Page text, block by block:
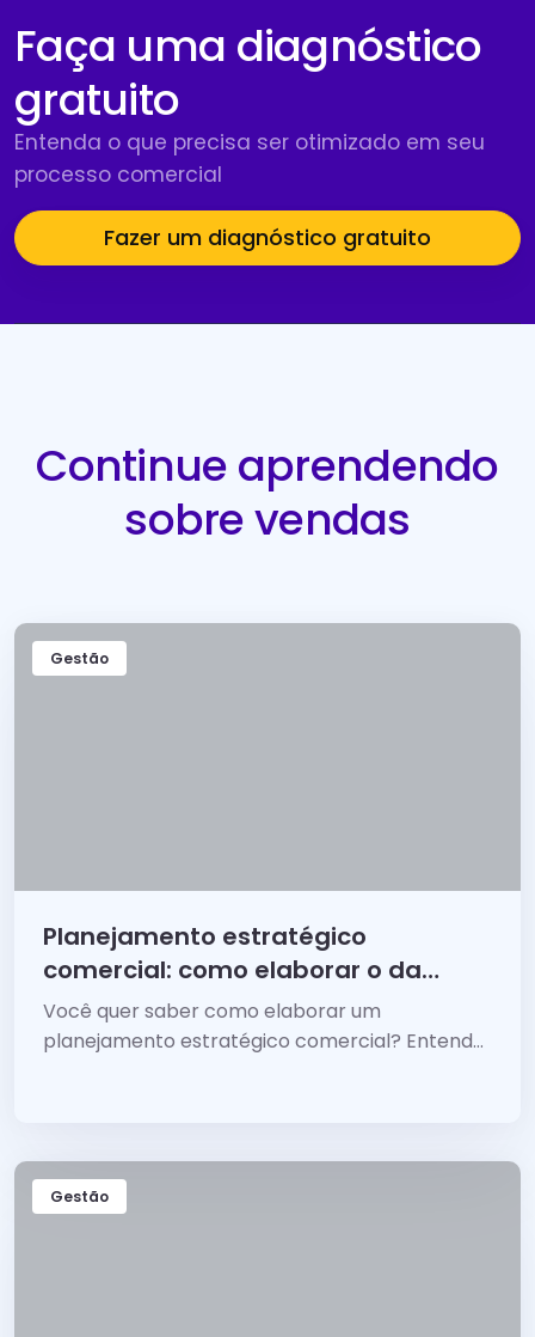
Faça uma diagnóstico
gratuito
Entenda o que precisa ser otimizado em seu
processo comercial
Fazer um diagnóstico gratuito
Continue aprendendo
sobre vendas
Gestão
Planejamento estratégico
comercial: como elaborar o da
sua empresa
Você quer saber como elaborar um
planejamento estratégico comercial? Entenda
Gestão